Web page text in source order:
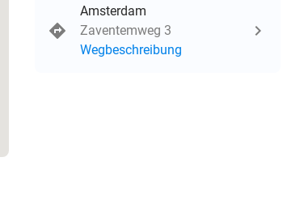
Amsterdam
Zaventemweg 3
Wegbeschreibung